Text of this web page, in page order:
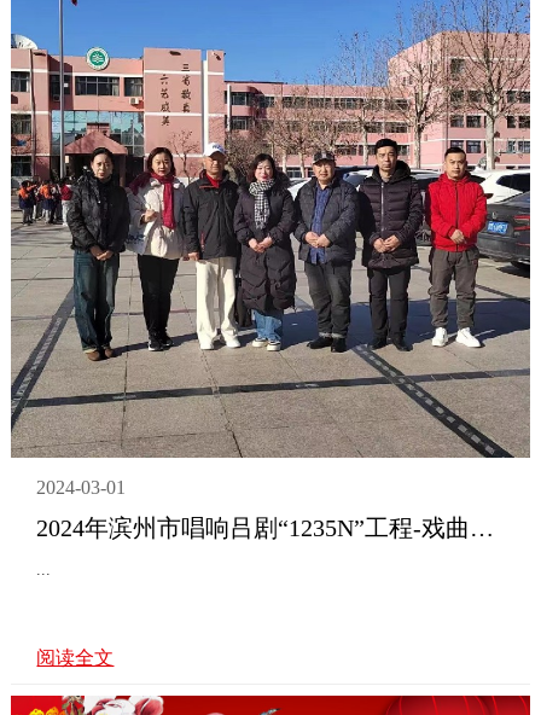
2024-03-01
2024年滨州市唱响吕剧“1235N”工程-戏曲进校园
...
阅读全文